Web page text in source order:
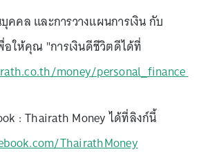
คคล และการวางแผนการเงิน กับ
อให้คุณ "การเงินดีชีวิตดีได้ที่
money/personal_finance
: Thairath Money ได้ที่ลิงก์นี้
ThairathMoney